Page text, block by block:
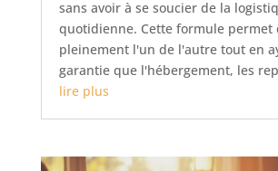
sans avoir à se soucier de la
quotidienne. Cette formule permet
pleinement l'un de l'autre tout en
garantie que l'hébergement, les
lire plus